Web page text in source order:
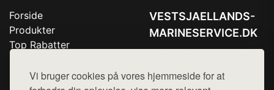
Vi bruger cookies på vores hjemmeside for at
Forside
Produkter
Top Rabatter
Kontakt
VESTSJAELLANDS-
MARINESERVICE.DK
Mail:hej@want.dk